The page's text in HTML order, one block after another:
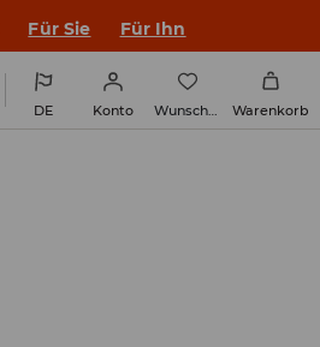
Für Sie Für Ihn
DE Konto Wunschliste Warenkorb